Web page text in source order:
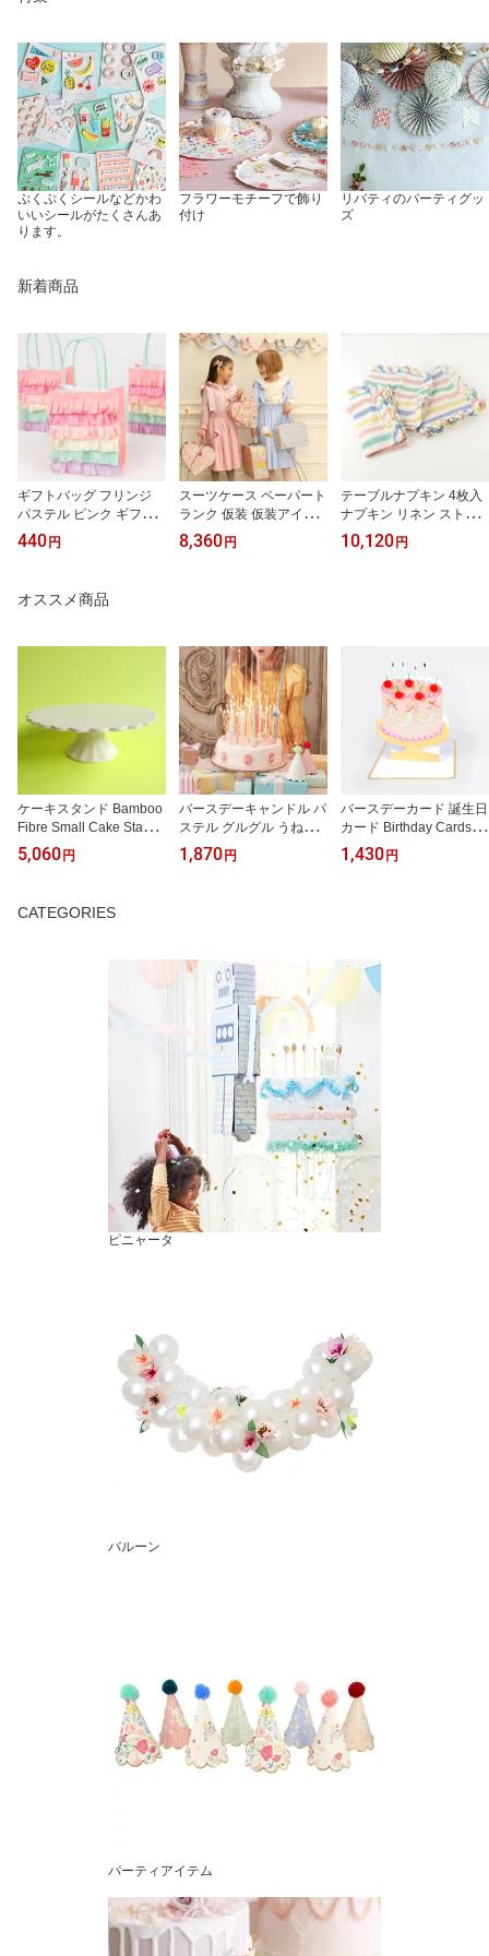
ぷくぷくシールなどかわ
いいシールがたくさんあ
ります。
フラワーモチーフで飾り
付け
リバティのパーティグッ
ズ
新着商品
ギフトバッグ フリンジ
パステル ピンク ギフト
バッグ パーティバッグ
誕生日会 誕生日 誕生日
ーティ ギフトラッピング
merimeri メリメリ Mead
y Bags
440 円
スーツケース ペーパート
ランク 仮装 仮装アイテ
ム リバティ 誕生日 誕生
日会 バースデーパーティ
Suitcases
8,360 円
テーブルナプキン 4枚入
ナプキン リネン ストラ
イプ ボーダー フリル か
わいい バースデーパーテ
10,120 円
オススメ商品
ケーキスタンド Bamboo
Fibre Small Cake Stand
Sサイズ テーブルコーデ
ィネイト 誕生日 誕生日
ティ おしゃれ かわいい
メリメリ テーブルウェア
5,060 円
バースデーキャンドル パ
ステル グルグル うねう
ね サプライズパーティ
誕生日会 誕生日ケーキ
Birthday Candles
1,870 円
バースデーカード 誕生日
カード Birthday Cards チ
ェリー さくらんぼ ケー
キ おしゃれ かわいい バ
Cake Card
1,430 円
CATEGORIES
ピニャータ
バルーン
パーティアイテム